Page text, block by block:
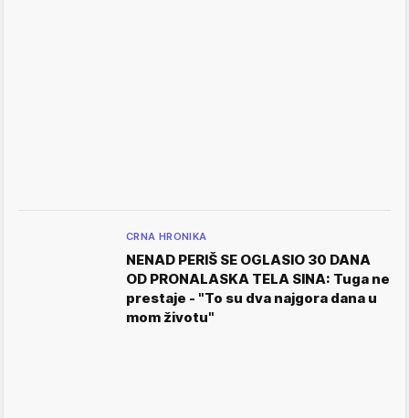
CRNA HRONIKA
NENAD PERIŠ SE OGLASIO 30 DANA
OD PRONALASKA TELA SINA: Tuga ne
prestaje - "To su dva najgora dana u
mom životu"